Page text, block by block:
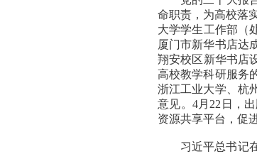
命职责，为高校落
大学学生工作部（
厦门市新华书店达
翔安校区新华书店
高校教学科研服务
浙江工业大学、杭
意见。4月22日，
资源共享平台，促
习近平总书记